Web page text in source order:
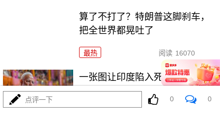
算了不打了？特朗普这脚刹车，
把全世界都晃吐了
最热 阅读 16070
一张图让印度陷入死寂，五枚金
牌背后的终极真相
点评一下 0 0